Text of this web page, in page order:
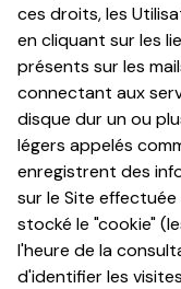
ces droits, les
en cliquant sur les
présents sur les
connectant aux
disque dur un ou
légers appelés
enregistrent des
sur le Site
stocké le "cookie"
l'heure de la
d'identifier les